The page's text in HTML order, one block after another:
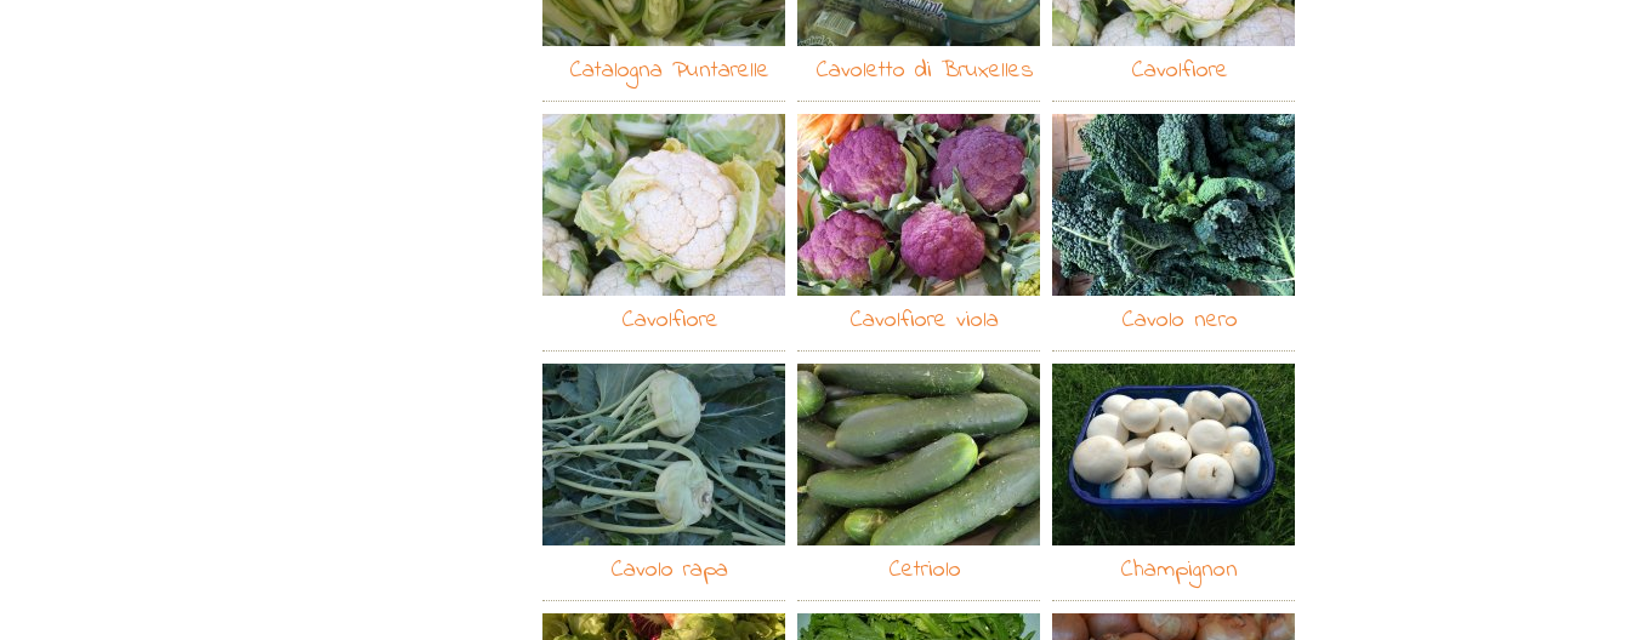
Catalogna Puntarelle Cavoletto di Bruxelles Cavolfiore
Cavolfiore Cavolfiore viola Cavolo nero
Cavolo rapa Cetriolo Champignon